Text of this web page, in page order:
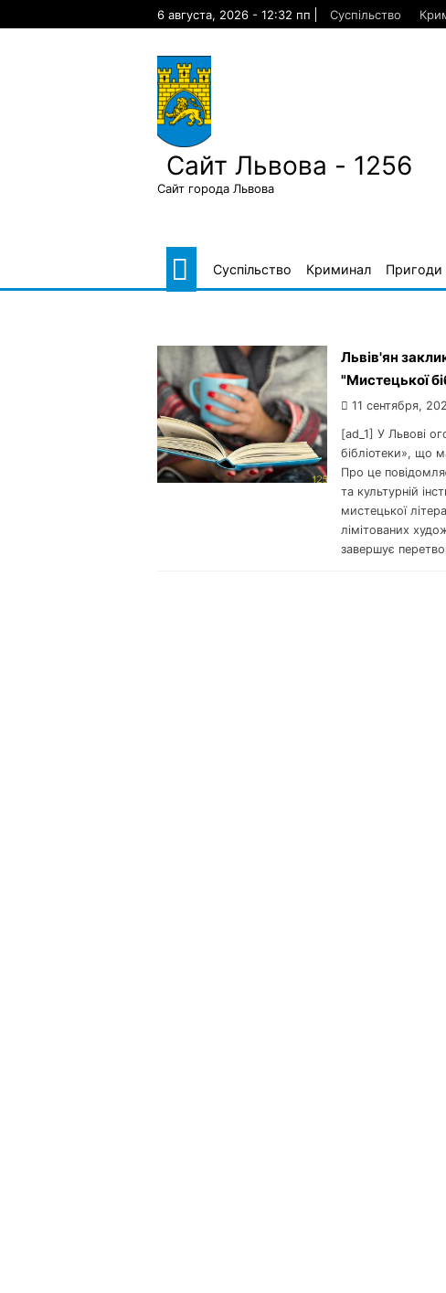
6 августа, 2026 - 12:32 пп Суспільство
Сайт Львова - 1256
Сайт города Львова
Суспільство Криминал Пригоди
Львів'ян
"Мистецької
11 сентября,
[ad_1] У Львові
бібліотеки», що
Про це
та культурній
мистецької
лімітованих
завершує